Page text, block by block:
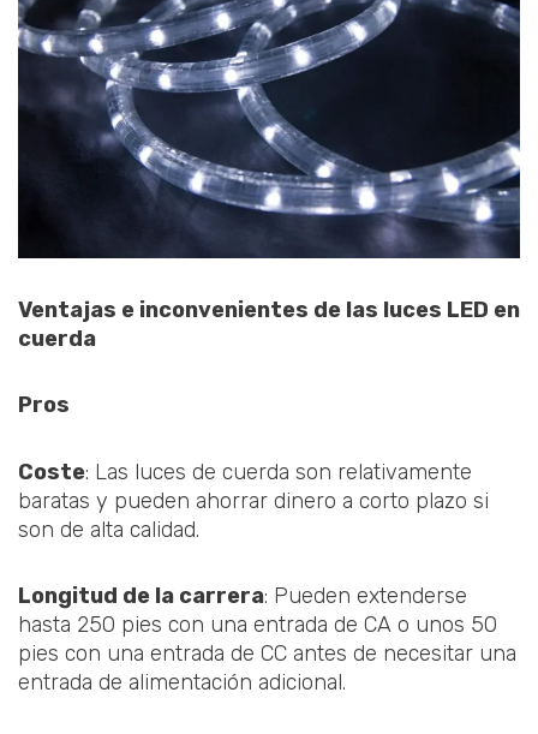
Ventajas e inconvenientes de las luces LED en
cuerda
Pros
Coste: Las luces de cuerda son relativamente
baratas y pueden ahorrar dinero a corto plazo si
son de alta calidad.
Longitud de la carrera: Pueden extenderse
hasta 250 pies con una entrada de CA o unos 50
pies con una entrada de CC antes de necesitar una
entrada de alimentación adicional.